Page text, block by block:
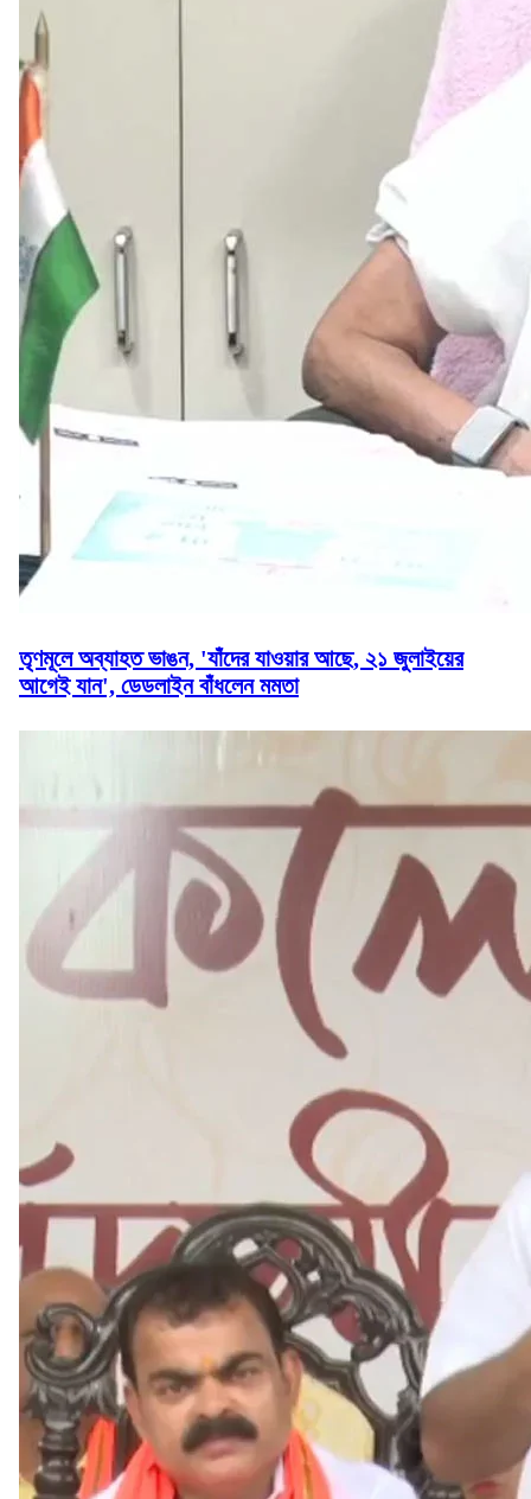
তৃণমূলে অব্যাহত ভাঙন, 'যাঁদের যাওয়ার আছে, ২১ জুলাইয়ের
আগেই যান', ডেডলাইন বাঁধলেন মমতা